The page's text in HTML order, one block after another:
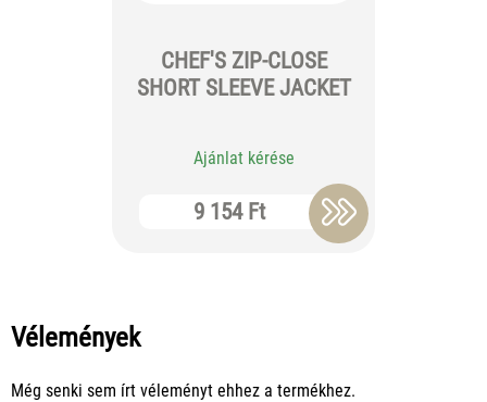
CHEF'S ZIP-CLOSE
SHORT SLEEVE JACKET
Ajánlat kérése
9 154 Ft
Vélemények
Még senki sem írt véleményt ehhez a termékhez.